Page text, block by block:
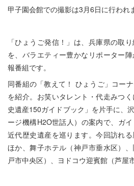
甲子園会館での撮影は3月6日に行われ
「ひょうご発信！」は、兵庫県の取
を、バラエティー豊かなリポーター
報番組です。
同番組の「教えて！ ひょうご」コー
を紹介。お笑いタレント・代走みつ
史遺産150ガイドブック」を片手に、
ージ機構H2O世話人）の案内で、ガ
近代歴史遺産を巡ります。今回訪れ
ほか、舞子ホテル（神戸市垂水区）
戸市中央区）、ヨドコウ迎賓館（芦屋